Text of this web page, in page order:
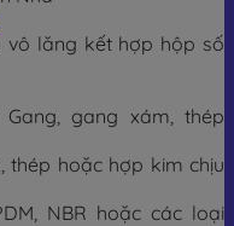
vô lăng kết hợp hộp số
gang xám, thép
thép hoặc hợp kim chịu
NBR hoặc các loại